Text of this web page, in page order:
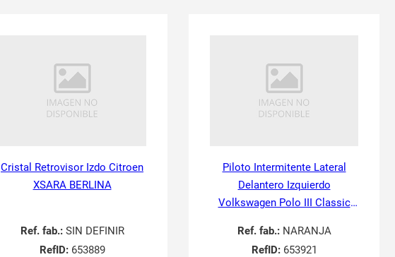
Cristal Retrovisor Izdo Citroen
XSARA BERLINA
Ref. fab.:SIN DEFINIR
RefID:653889
Piloto Intermitente Lateral
Delantero Izquierdo
Volkswagen Polo III Classic
Ref. fab.:NARANJA
RefID:653921